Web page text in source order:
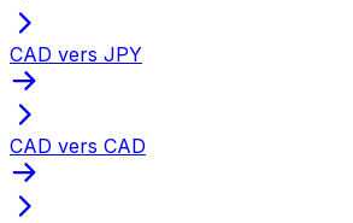
CAD vers JPY
CAD vers CAD